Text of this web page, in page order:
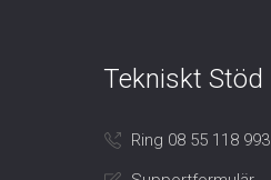
Tekniskt Stöd
Ring 08 55 118 993